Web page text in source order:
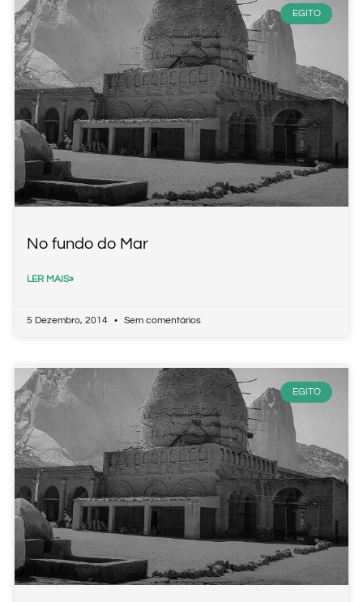
EGITO
No fundo do Mar
LER MAIS»
5 Dezembro, 2014 Sem comentários
EGITO